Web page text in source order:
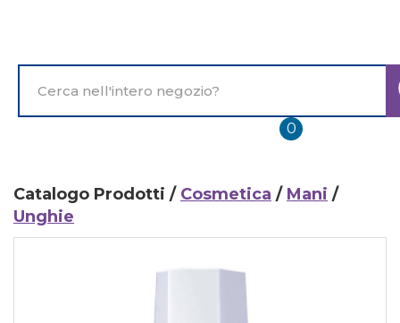
principale
Prodotto
0prodotti
inseriti
Catalogo Prodotti / Cosmetica / Mani /
Unghie